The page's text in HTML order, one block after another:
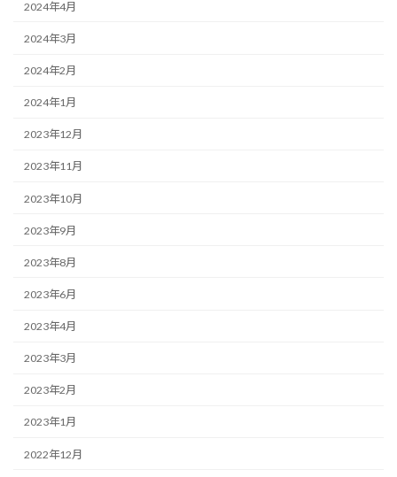
2024年4月
2024年3月
2024年2月
2024年1月
2023年12月
2023年11月
2023年10月
2023年9月
2023年8月
2023年6月
2023年4月
2023年3月
2023年2月
2023年1月
2022年12月